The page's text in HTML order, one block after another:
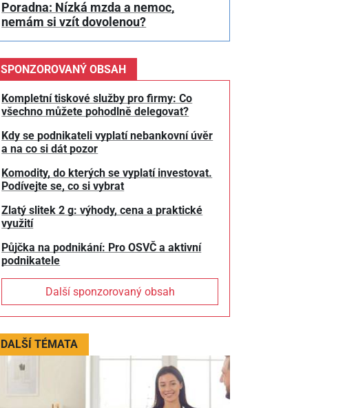
Poradna: Nízká mzda a nemoc,
nemám si vzít dovolenou?
SPONZOROVANÝ OBSAH
Kompletní tiskové služby pro firmy: Co
všechno můžete pohodlně delegovat?
Kdy se podnikateli vyplatí nebankovní úvěr
a na co si dát pozor
Komodity, do kterých se vyplatí investovat.
Podívejte se, co si vybrat
Zlatý slitek 2 g: výhody, cena a praktické
využití
Půjčka na podnikání: Pro OSVČ a aktivní
podnikatele
Další sponzorovaný obsah
DALŠÍ TÉMATA